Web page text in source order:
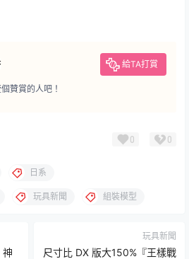
給TA打賞
贊賞的人吧！
0 0
日系
玩具新聞 組裝模型
神
玩具新聞
尺寸比 DX 版大150%『王樣戰